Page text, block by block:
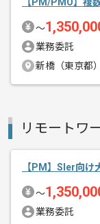
その他募集要項
エージェントか
〜
業務委託
新橋（東京都）
リモートワ
【PM】Sler向け
〜
業務委託